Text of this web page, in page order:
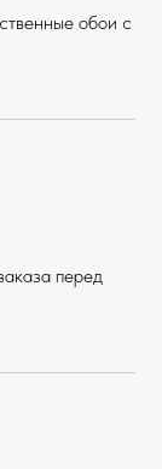
обои с
перед